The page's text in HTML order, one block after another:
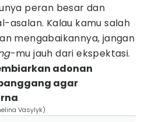
peran besar dan
asalan. Kalau kamu salah
mengabaikannya, jangan
-mu jauh dari ekspektasi.
adonan
agar
Vasylyk)